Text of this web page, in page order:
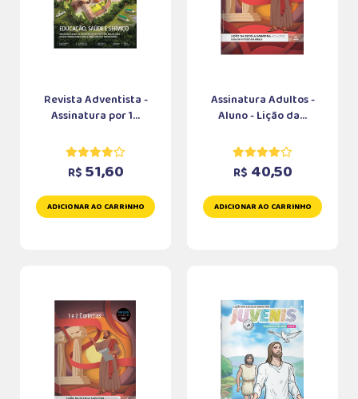
Revista Adventista -
Assinatura por 1...
R$ 51,60
ADICIONAR AO CARRINHO
Assinatura Adultos -
Aluno - Lição da...
R$ 40,50
ADICIONAR AO CARRINHO